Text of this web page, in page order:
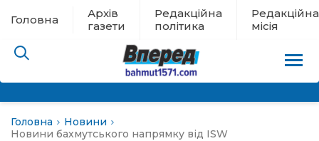
Головна
Архів
газети
Редакційна
політика
Редакційна
місія
Головна
Новини
Новини бахмутського напрямку від ISW